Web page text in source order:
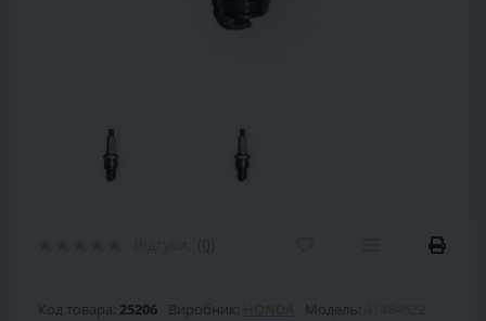
(0)
Код товара: 25206 Виробник: HONDA Модель: